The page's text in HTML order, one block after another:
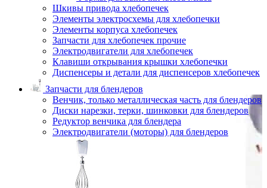
Шкивы привода хлебопечек
Элементы электросхемы для хлебопечки
Элементы корпуса хлебопечек
Запчасти для хлебопечек прочие
Электродвигатели для хлебопечек
Клавиши открывания крышки хлебопечки
Диспенсеры и детали для диспенсеров хлебопечек
Запчасти для блендеров
Венчик, только металлическая часть для блендеров
Диски нарезки, терки, шинковки для блендеров
Редуктор венчика для блендера
Электродвигатели (моторы) для блендеров